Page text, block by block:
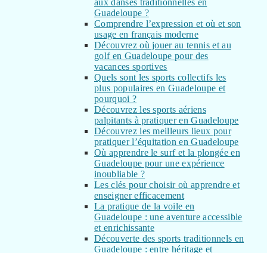
Guadeloupe ?
Comprendre l’expression et où et son
usage en français moderne
Découvrez où jouer au tennis et au
golf en Guadeloupe pour des
vacances sportives
Quels sont les sports collectifs les
plus populaires en Guadeloupe et
pourquoi ?
Découvrez les sports aériens
palpitants à pratiquer en Guadeloupe
Découvrez les meilleurs lieux pour
pratiquer l’équitation en Guadeloupe
Où apprendre le surf et la plongée en
Guadeloupe pour une expérience
inoubliable ?
Les clés pour choisir où apprendre et
enseigner efficacement
La pratique de la voile en
Guadeloupe : une aventure accessible
et enrichissante
Découverte des sports traditionnels en
Guadeloupe : entre héritage et